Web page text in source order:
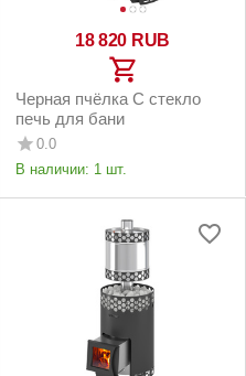
18 820 RUB
Черная пчёлка С стекло
печь для бани
0.0
В наличии: 1 шт.